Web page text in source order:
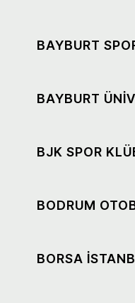
BAYBURT
BAYBURT
BJK SPOR
BODRUM
BORSA